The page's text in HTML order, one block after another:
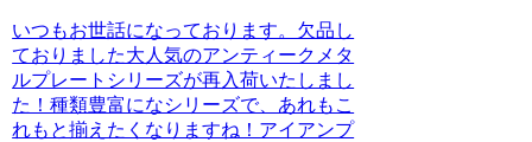
いつもお世話になっております。欠品し
ておりました大人気のアンティークメタ
ルプレートシリーズが再入荷いたしまし
た！種類豊富になシリーズで、あれもこ
れもと揃えたくなりますね！アイアンプ